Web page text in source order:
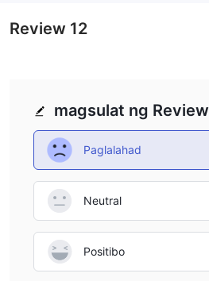
magsulat ng Review
Paglalahad
Neutral
Positibo
Review 12